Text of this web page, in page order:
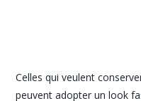
Celles qui veulent
peuvent adopter un look